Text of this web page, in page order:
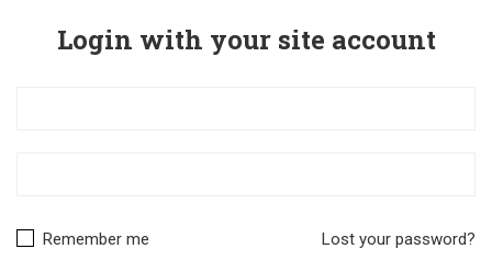
Login with your site account
Lost your password?
Remember me